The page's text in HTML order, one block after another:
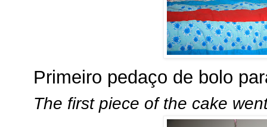
Primeiro pedaço de bolo
The first piece of the cake